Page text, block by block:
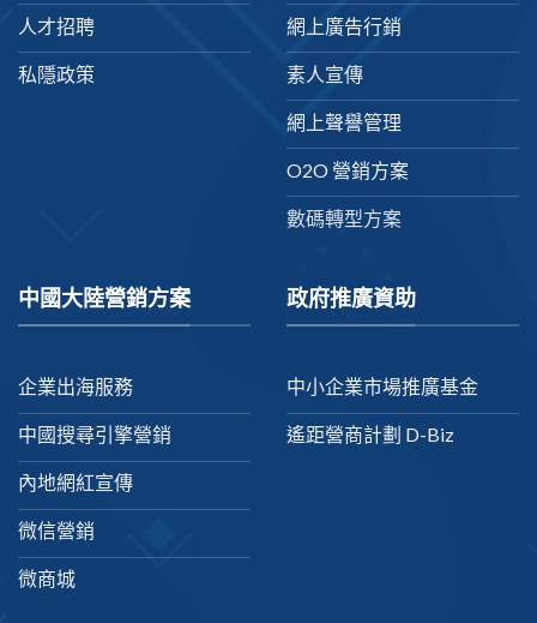
人才招聘
私隱政策
網上廣告行銷
素人宣傳
網上聲譽管理
O2O 營銷方案
數碼轉型方案
中國大陸營銷方案
企業出海服務
中國搜尋引擎營銷
內地網紅宣傳
微信營銷
微商城
政府推廣資助
中小企業市場推廣基金
遙距營商計劃 D-Biz